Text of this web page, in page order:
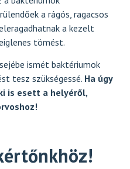
a rágós, ragacsos
a kezelt
tömést.
ismét baktériumok
tesz szükségessé. Ha úgy
is esett a helyéről,